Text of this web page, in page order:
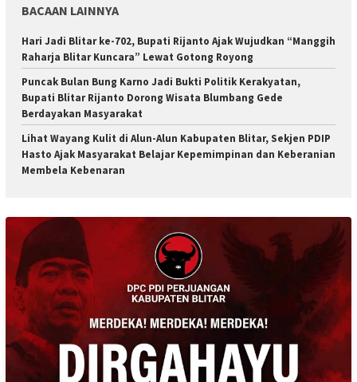
BACAAN LAINNYA
Hari Jadi Blitar ke-702, Bupati Rijanto Ajak Wujudkan “Manggih
Raharja Blitar Kuncara” Lewat Gotong Royong
Puncak Bulan Bung Karno Jadi Bukti Politik Kerakyatan,
Bupati Blitar Rijanto Dorong Wisata Blumbang Gede
Berdayakan Masyarakat
Lihat Wayang Kulit di Alun-Alun Kabupaten Blitar, Sekjen PDIP
Hasto Ajak Masyarakat Belajar Kepemimpinan dan Keberanian
Membela Kebenaran